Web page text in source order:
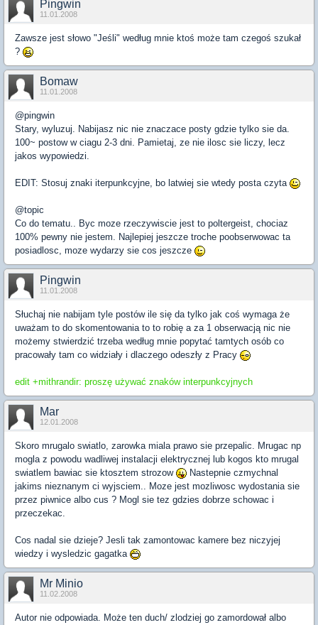
Pingwin
11.01.2008
Zawsze jest słowo "Jeśli" według mnie ktoś może tam czegoś szukał
?
Bomaw
11.01.2008
@pingwin
Stary, wyluzuj. Nabijasz nic nie znaczace posty gdzie tylko sie da.
100~ postow w ciagu 2-3 dni. Pamietaj, ze nie ilosc sie liczy, lecz
jakos wypowiedzi.
EDIT: Stosuj znaki iterpunkcyjne, bo latwiej sie wtedy posta czyta
@topic
Co do tematu.. Byc moze rzeczywiscie jest to poltergeist, chociaz
100% pewny nie jestem. Najlepiej jeszcze troche poobserwowac ta
posiadlosc, moze wydarzy sie cos jeszcze
Pingwin
11.01.2008
Słuchaj nie nabijam tyle postów ile się da tylko jak coś wymaga że
uważam to do skomentowania to to robię a za 1 obserwacją nic nie
możemy stwierdzić trzeba według mnie popytać tamtych osób co
pracowały tam co widziały i dlaczego odeszły z Pracy
edit +mithrandir: proszę używać znaków interpunkcyjnych
Mar
12.01.2008
Skoro mrugalo swiatlo, zarowka miala prawo sie przepalic. Mrugac np
mogla z powodu wadliwej instalacji elektrycznej lub kogos kto mrugal
swiatlem bawiac sie ktosztem strozow
Nastepnie czmychnal
jakims nieznanym ci wyjsciem.. Moze jest mozliwosc wydostania sie
przez piwnice albo cus ? Mogl sie tez gdzies dobrze schowac i
przeczekac.
Cos nadal sie dzieje? Jesli tak zamontowac kamere bez niczyjej
wiedzy i wysledzic gagatka
Mr Minio
11.02.2008
Autor nie odpowiada. Może ten duch/ zlodziej go zamordował albo